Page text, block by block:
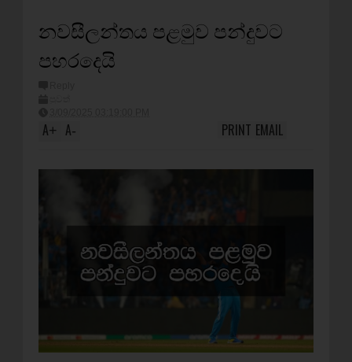
නවසීලන්තය පළමුව පන්දුවට
පහරදෙයි
A+ A- EMAIL
PRINT